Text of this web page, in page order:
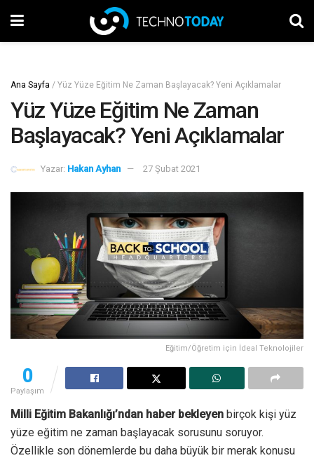
Ana Sayfa / Yüz Yüze Eğitim Ne Zaman Başlayacak? Yeni Açıklamalar
Yüz Yüze Eğitim Ne Zaman
Başlayacak? Yeni Açıklamalar
Yazar: Hakan Ayhan 27 Şubat 2021
Eğitim/Öğretim için İdeal Teknolojiler
0
Paylaşım
Milli Eğitim Bakanlığı’ndan haber bekleyen birçok kişi yüz
yüze eğitim ne zaman başlayacak sorusunu soruyor.
Özellikle son dönemlerde bu daha büyük bir merak konusu